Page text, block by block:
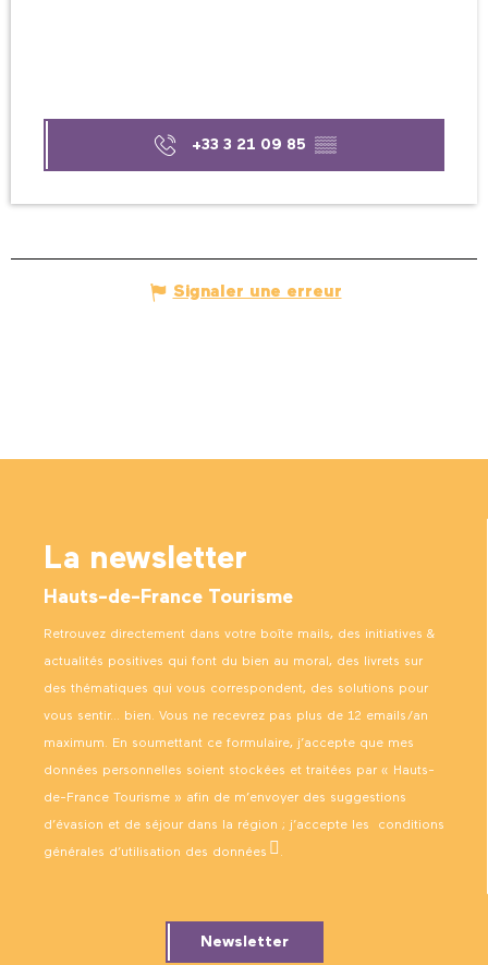
+33 3 21 09 85 ▒▒
Signaler une erreur
La newsletter
Hauts-de-France Tourisme
Retrouvez directement dans votre boîte mails, des initiatives &
actualités positives qui font du bien au moral, des livrets sur
des thématiques qui vous correspondent, des solutions pour
vous sentir… bien. Vous ne recevrez pas plus de 12 emails/an
maximum. En soumettant ce formulaire, j’accepte que mes
données personnelles soient stockées et traitées par « Hauts-
de-France Tourisme » afin de m’envoyer des suggestions
d’évasion et de séjour dans la région ; j’accepte les conditions
générales d’utilisation des données .
Newsletter